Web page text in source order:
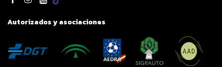
Autorizados y asociaciones